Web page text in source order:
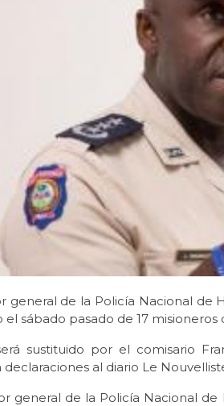
general de la Policía Nacional de
el sábado pasado de 17 misioneros
sustituido por el comisario
declaraciones al diario Le
general de la Policía Nacional